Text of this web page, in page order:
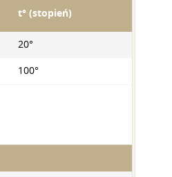
t° (stopień)
20°
100°